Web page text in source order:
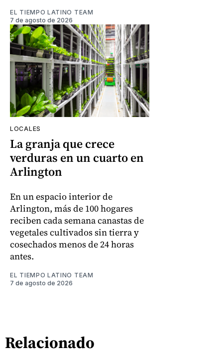
EL TIEMPO LATINO TEAM
7 de agosto de 2026
LOCALES
La granja que crece
verduras en un cuarto en
Arlington
En un espacio interior de
Arlington, más de 100 hogares
reciben cada semana canastas de
vegetales cultivados sin tierra y
cosechados menos de 24 horas
antes.
EL TIEMPO LATINO TEAM
7 de agosto de 2026
Relacionado